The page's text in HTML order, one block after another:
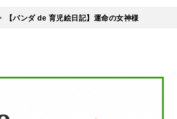
【パンダ de 育児絵日記】運命の女神様